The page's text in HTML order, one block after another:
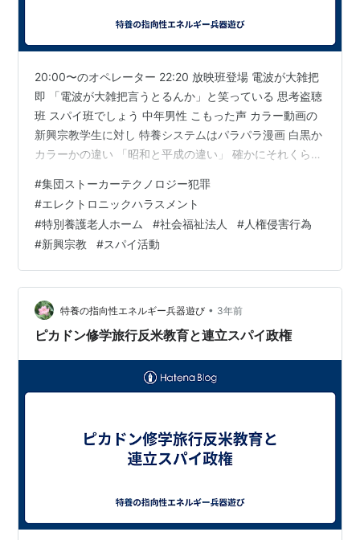
20:00〜のオペレーター 22:20 放映班登場 電波が大雑把
即 「電波が大雑把言うとるんか」と笑っている 思考盗聴
班 スパイ班でしょう 中年男性 こもった声 カラー動画の
新興宗教学生に対し 特養システムはパラパラ漫画 白黒か
カラーかの違い 「昭和と平成の違い」 確かにそれくらい
を浮き上がらせるというパターンが 最近のお気に入りの
遊びでしょうか (新興宗教学生に教えてもらったそうです
が) 1:45 まだ居る 頭痛 介護福祉士とケアマネ達の 特養
システムを守る為という 歪んだ正義感でしょうか
#集団ストーカーテクノロジー犯罪
#エレクトロニックハラスメント
#特別養護老人ホーム #社会福祉法人 #人権侵害行為
#新興宗教 #スパイ活動
特養の指向性エネルギー兵器遊び • 3年前
ピカドン修学旅行反米教育と連立スパイ政権